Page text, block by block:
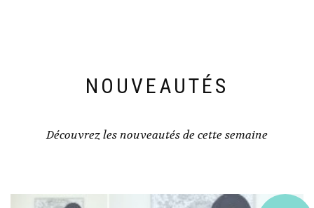
NOUVEAUTÉS
Découvrez les nouveautés de cette semaine